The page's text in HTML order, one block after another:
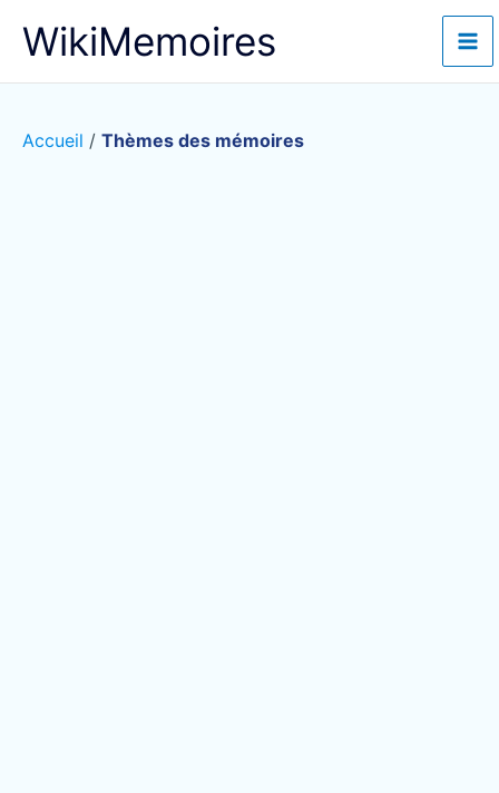
WikiMemoires
Accueil / Thèmes des mémoires